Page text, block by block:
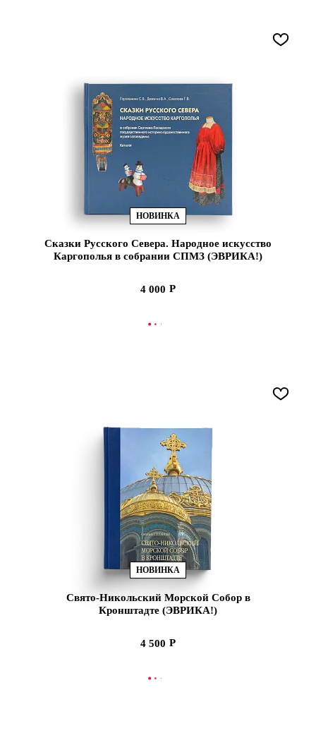
НОВИНКА
Сказки Русского Севера. Народное искусство
Каргополья в собрании СПМЗ (ЭВРИКА!)
4 000
В КОРЗИНУ
НОВИНКА
Свято-Никольский Морской Собор в
Кронштадте (ЭВРИКА!)
4 500
В КОРЗИНУ